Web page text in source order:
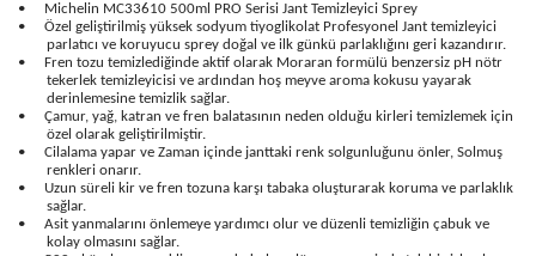
•
Michelin MC33610 500ml PRO Serisi Jant Temizleyici Sprey
•
Özel geliştirilmiş yüksek sodyum tiyoglikolat Profesyonel Jant temizleyici
parlatıcı ve koruyucu sprey doğal ve ilk günkü parlaklığını geri kazandırır.
•
Fren tozu temizlediğinde aktif olarak Moraran formülü benzersiz pH nötr
tekerlek temizleyicisi ve ardından hoş meyve aroma kokusu yayarak
derinlemesine temizlik sağlar.
•
Çamur, yağ, katran ve fren balatasının neden olduğu kirleri temizlemek için
özel olarak geliştirilmiştir.
•
Cilalama yapar ve Zaman içinde janttaki renk solgunluğunu önler, Solmuş
renkleri onarır.
•
Uzun süreli kir ve fren tozuna karşı tabaka oluşturarak koruma ve parlaklık
sağlar.
•
Asit yanmalarını önlemeye yardımcı olur ve düzenli temizliğin çabuk ve
kolay olmasını sağlar.